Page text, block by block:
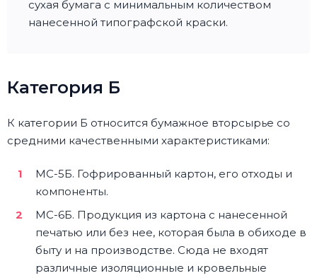
сухая бумага с минимальным количеством
нанесенной типографской краски.
Категория Б
К категории Б относится бумажное вторсырье со
средними качественными характеристиками:
МС-5Б. Гофрированный картон, его отходы и
компоненты.
МС-6Б. Продукция из картона с нанесенной
печатью или без нее, которая была в обиходе в
быту и на производстве. Сюда не входят
различные изоляционные и кровельные